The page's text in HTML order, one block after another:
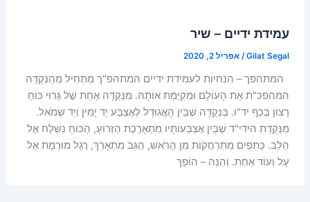
עמידת ידיים – שיר
Gilat Segal
/ אפריל 2, 2020
המתהפך – הנחיות לעמידת ידיים המתהפ"ך מַתְחִיל מֵהַנְּקֻדָּה
המהפכ"ת אֶת הָעוֹלָם וּמְקַיֶּמֶת אוֹתָהּ. מִנְּקֻדָּה אַחַת שֶׁל גֵּרוּי כּוֹחַ
רָצוֹן בְּכַף יד"ו. בַּנְּקֻדָּה שֶׁבֵּין הָאֲגוּדָל לְאֶצְבַּע יַד יָמִין וְיַד שְׂמֹאל.
מִנְּקֻדַּת הידי"ד שֶׁבֵּין אֶצְבְּעוֹתָיו מִתְאָרֶכֶת הַזְּרוֹעַ, הַכּוֹחַ נִשְׁלָח אֶל
הַלֵּב. כְּתֵפַיִם מִתְרַחֲקוֹת מִן הָרֹאשׁ, הַגַּב מִתְאָרֵךְ, רֶגֶל מוּרֶמֶת אֶל
עָל וְעוֹד אַחַת. וְהִנֵּה – הוֹפֵךְ